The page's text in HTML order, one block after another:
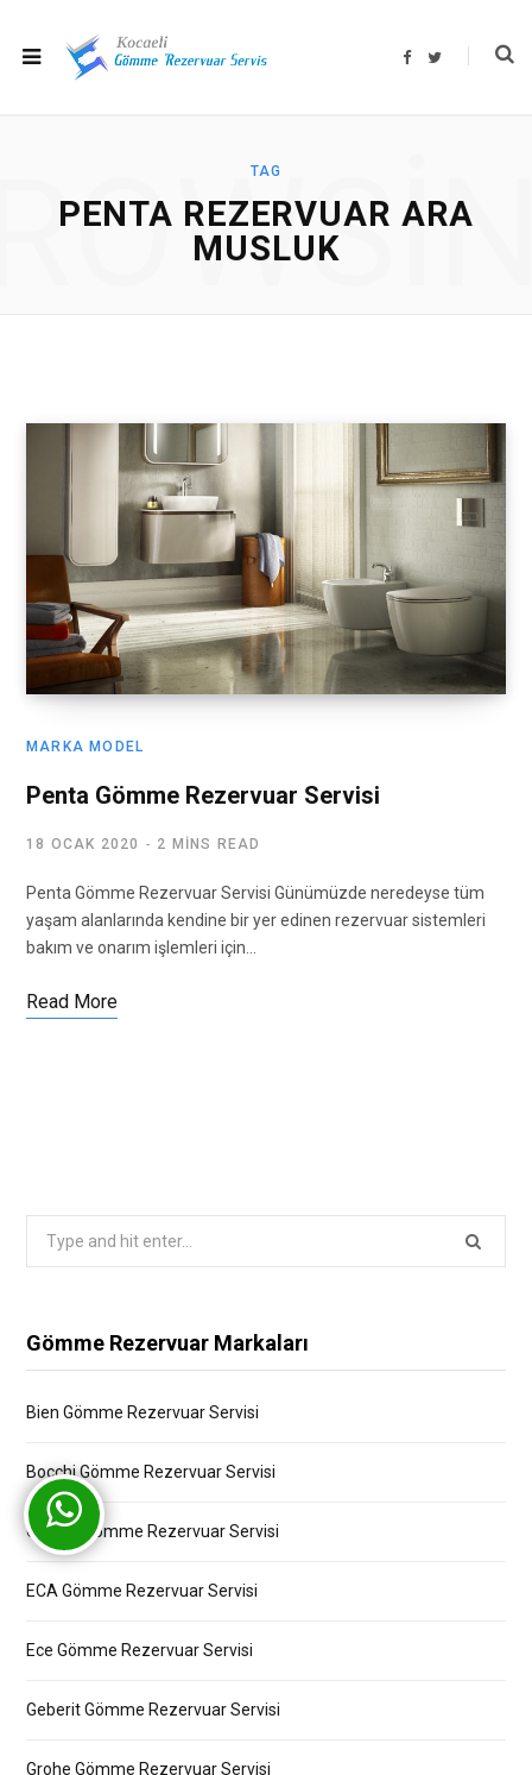
F
T
TAG
PENTA REZERVUAR ARA
MUSLUK
MARKA MODEL
Penta Gömme Rezervuar Servisi
18 OCAK 2020 2 MINS READ
Penta Gömme Rezervuar Servisi Günümüzde neredeyse tüm
yaşam alanlarında kendine bir yer edinen rezervuar sistemleri
bakım ve onarım işlemleri için…
Read More
Gömme Rezervuar Markaları
Bien Gömme Rezervuar Servisi
Bocchi Gömme Rezervuar Servisi
Creavit Gömme Rezervuar Servisi
ECA Gömme Rezervuar Servisi
Ece Gömme Rezervuar Servisi
Geberit Gömme Rezervuar Servisi
Grohe Gömme Rezervuar Servisi